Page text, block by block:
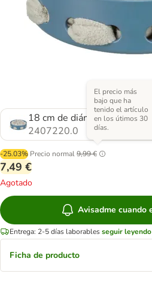
18 cm de diámetro
2407220.0
-25.03% Precio normal9,99 €
El precio más
bajo que ha
tenido el artículo
en los útimos 30
días.
7,49 €
Agotado
Avisadme cuando
Entrega: 2-5 días laborablesseguir leyendo
Ficha de producto